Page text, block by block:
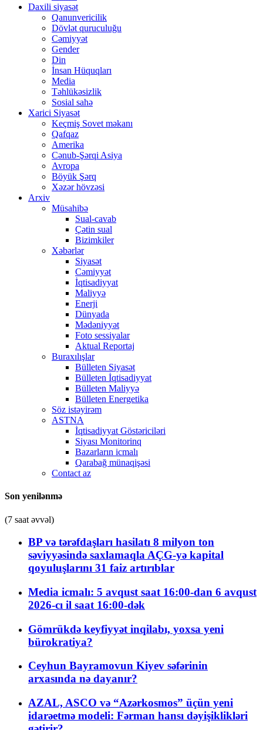
Daxili siyasət
Qanunvericilik
Dövlət quruculuğu
Cəmiyyət
Gender
Din
İnsan Hüquqları
Media
Təhlükəsizlik
Sosial sahə
Xarici Siyasət
Keçmiş Sovet məkanı
Qafqaz
Amerika
Cənub-Şərqi Asiya
Avropa
Böyük Şərq
Xəzər hövzəsi
Arxiv
Müsahibə
Sual-cavab
Çətin sual
Bizimkiler
Xəbərlər
Siyasət
Cəmiyyət
İqtisadiyyat
Maliyyə
Enerji
Dünyada
Mədəniyyət
Foto sessiyalar
Aktual Reportaj
Buraxılışlar
Bülleten Siyasət
Bülleten İqtisadiyyat
Bülleten Maliyyə
Bülleten Energetika
Söz istəyirəm
ASTNA
İqtisadiyyat Göstəriciləri
Siyası Monitorinq
Bazarların icmalı
Qarabağ münaqişəsi
Contact az
Son yenilənmə
(7 saat əvvəl)
BP və tərəfdaşları hasilatı 8 milyon ton
səviyyəsində saxlamaqla AÇG-yə kapital
qoyuluşlarını 31 faiz artırıblar
Media icmalı: 5 avqust saat 16:00-dan 6 avqust
2026-cı il saat 16:00-dək
Gömrükdə keyfiyyət inqilabı, yoxsa yeni
bürokratiya?
Ceyhun Bayramovun Kiyev səfərinin
arxasında nə dayanır?
AZAL, ASCO və “Azərkosmos” üçün yeni
idarəetmə modeli: Fərman hansı dəyişiklikləri